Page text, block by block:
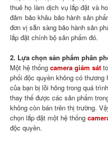
thuê họ làm dịch vụ lắp đặt và
đảm bảo khâu bảo hành sản
đơn vị sẵn sàng bảo hành sản
lắp đặt chính bộ sản phẩm đó.
2. Lựa chọn sản phẩm phân
Một hệ thống camera giám sát
phối độc quyền không có thương
của bạn bị lỗi hỏng trong quá
thay thế được các sản phẩm
không còn bán trên thị trường.
chọn lắp đặt một hệ thống came
độc quyền.